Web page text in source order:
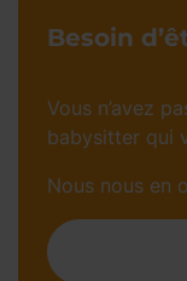
Besoin
Vous n’avez
babysitter qui
Nous nous en